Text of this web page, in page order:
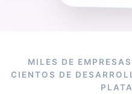
MILES DE
CIENTOS DE